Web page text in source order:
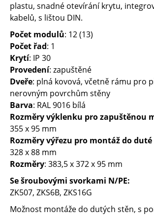
plastu, snadné otevírání krytu,
kabelů, s lištou DIN.
Počet modulů: 12 (13)
Počet řad: 1
Krytí: IP 30
Provedení: zapuštěné
Dveře: plná kovová, včetně rámu pro
nerovným povrchům stěny
Barva: RAL 9016 bílá
Rozměry výklenku pro zapuštěnou
355 x 95 mm
Rozměry výřezu pro montáž do
328 x 88 mm
Rozměry: 383,5 x 372 x 95 mm
Se šroubovými svorkami N/PE:
ZK507, ZKS6B, ZKS16G
Možnost montáže do dutých stěn, s